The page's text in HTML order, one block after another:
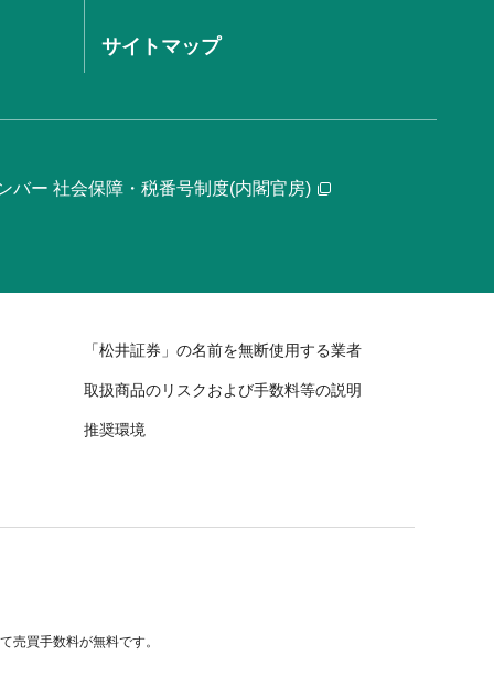
サイトマップ
バー 社会保障・税番号制度(内閣官房)
「松井証券」の名前を無断使用する業者
取扱商品のリスクおよび手数料等の説明
推奨環境
売買手数料が無料です。